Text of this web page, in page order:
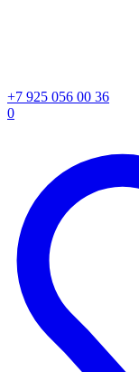
+7 925 056 00 36
0